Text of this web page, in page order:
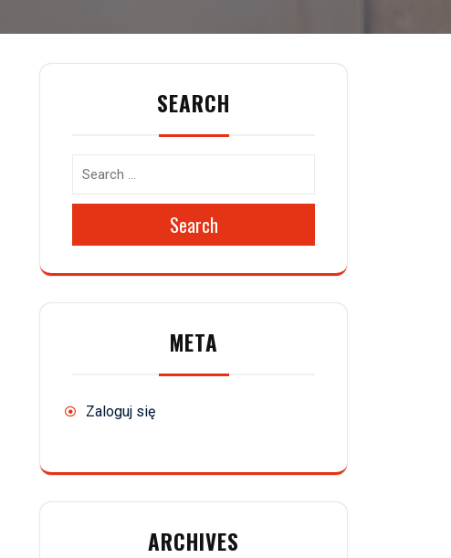
SEARCH
Search
META
Zaloguj się
ARCHIVES